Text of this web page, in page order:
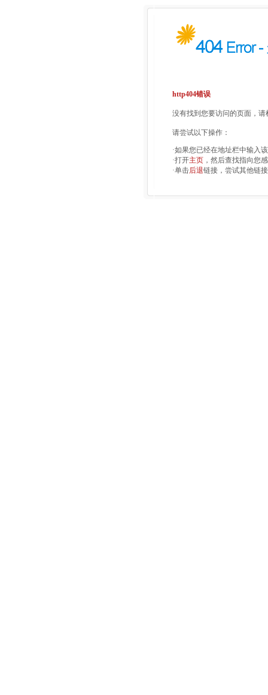
http404错误
没有找到您要访问的页面，
请尝试以下操作：
·如果您已经在地址栏中输入
·打开主页 ，然后查找指向您
·单击后退链接，尝试其他链